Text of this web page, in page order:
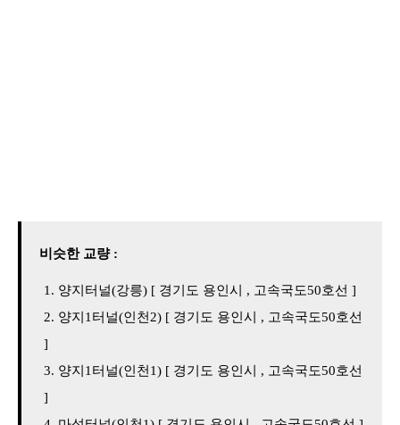
비슷한 교량 :
양지터널(강릉) [ 경기도 용인시 , 고속국도50호선 ]
양지1터널(인천2) [ 경기도 용인시 , 고속국도50호선
]
양지1터널(인천1) [ 경기도 용인시 , 고속국도50호선
]